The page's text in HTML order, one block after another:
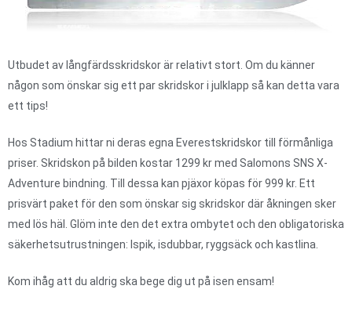
Utbudet av långfärdsskridskor är relativt stort. Om du känner
någon som önskar sig ett par skridskor i julklapp så kan detta vara
ett tips!
Hos Stadium hittar ni deras egna Everestskridskor till förmånliga
priser. Skridskon på bilden kostar 1299 kr med Salomons SNS X-
Adventure bindning. Till dessa kan pjäxor köpas för 999 kr. Ett
prisvärt paket för den som önskar sig skridskor där åkningen sker
med lös häl. Glöm inte den det extra ombytet och den obligatoriska
säkerhetsutrustningen: Ispik, isdubbar, ryggsäck och kastlina.
Kom ihåg att du aldrig ska bege dig ut på isen ensam!